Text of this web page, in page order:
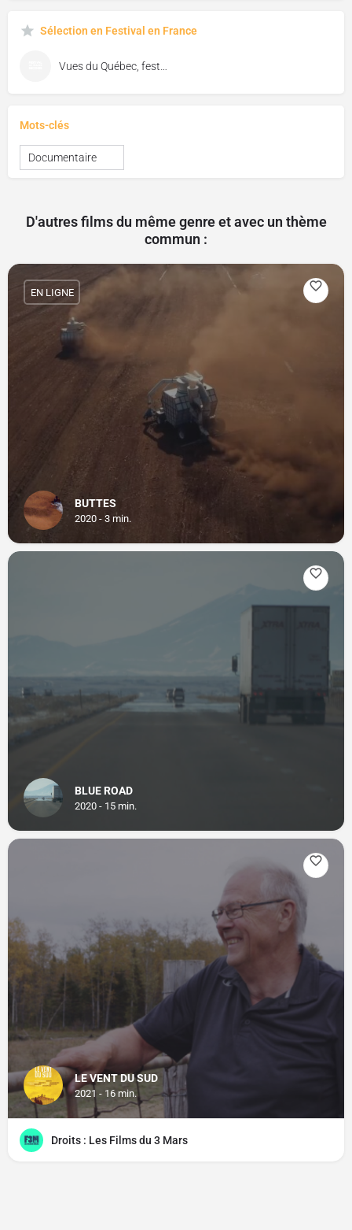
Sélection en Festival en France
Mots-clés
Documentaire
D'autres films du même genre et avec un thème
commun :
BUTTES
2020 - 3 min.
EN LIGNE
BLUE ROAD
2020 - 15 min.
LE VENT DU SUD
2021 - 16 min.
Droits : Les Films du 3 Mars